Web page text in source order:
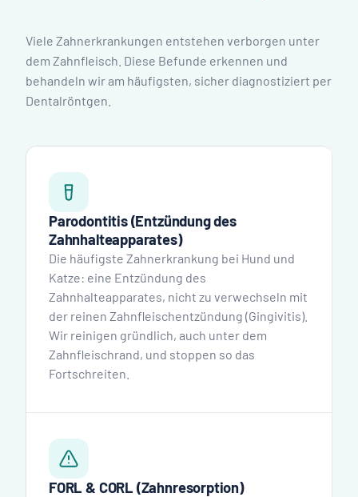
Viele Zahnerkrankungen entstehen verborgen unter
dem Zahnfleisch. Diese Befunde erkennen und
behandeln wir am häufigsten, sicher diagnostiziert per
Dentalröntgen.
Parodontitis (Entzündung des
Zahnhalteapparates)
Die häufigste Zahnerkrankung bei Hund und
Katze: eine Entzündung des
Zahnhalteapparates, nicht zu verwechseln mit
der reinen Zahnfleischentzündung (Gingivitis).
Wir reinigen gründlich, auch unter dem
Zahnfleischrand, und stoppen so das
Fortschreiten.
FORL & CORL (Zahnresorption)